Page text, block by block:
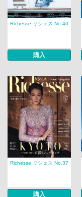
Richesse リシェス No.40
購入
Richesse リシェス No.37
購入